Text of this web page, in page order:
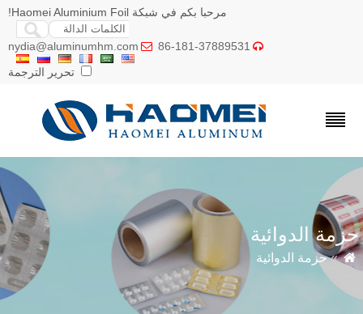
مرحبا بكم في شبكة Haomei Aluminium Foil!
86-181-37889531

nydia@aluminumhm.com
تحرير الترجمة
الدوائية
»حزمة الدوائية